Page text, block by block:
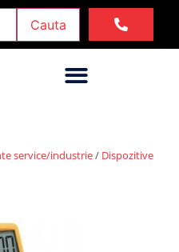
Cauta
service/industrie/ Dispozitive